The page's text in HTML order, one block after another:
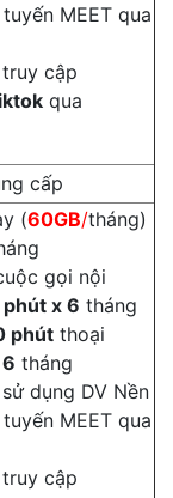
MEET qua
cập
qua
cấp
(60GB/tháng)
gọi nội
x 6 tháng
phút thoại
6 tháng
dụng DV Nền
MEET qua
cập